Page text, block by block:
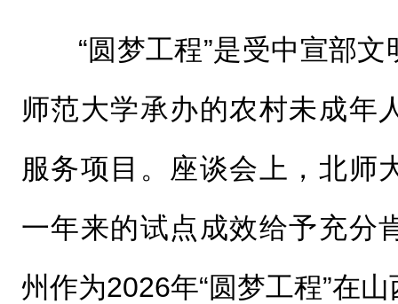
“圆梦工程”是受中宣部
师范大学承办的农村未成年
服务项目。座谈会上，北师
一年来的试点成效给予充分
州作为2026年“圆梦工程”在